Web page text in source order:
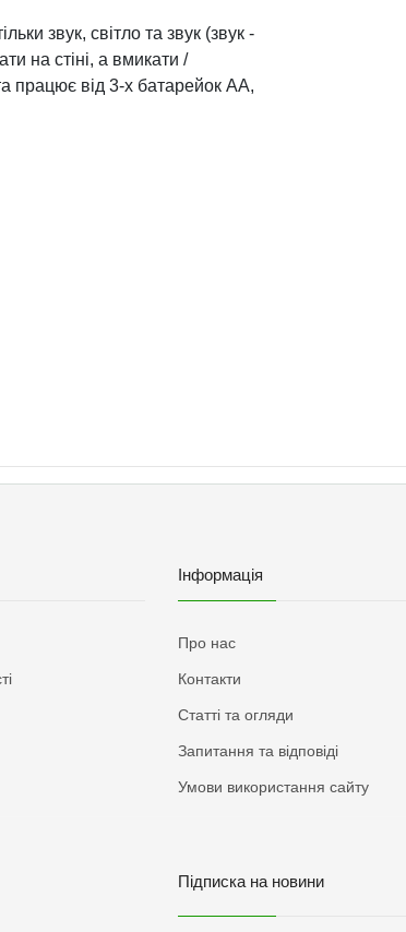
звук, світло та звук (звук -
на стіні, а вмикати /
працює від 3-х батарейок АА,
Інформація
Про нас
Контакти
Статті та огляди
Запитання та відповіді
Умови використання сайту
Підписка на новини